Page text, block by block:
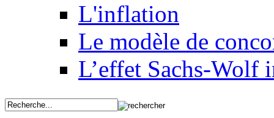
L'inflation
Le modèle de
L’effet Sachs-Wolf